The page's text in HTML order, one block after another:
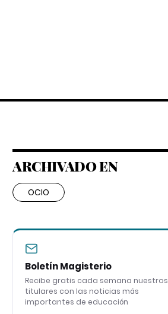
ARCHIVADO EN
OCIO
Boletín Magisterio
Recibe gratis cada semana nuestros
titulares con las noticias más
importantes de educación